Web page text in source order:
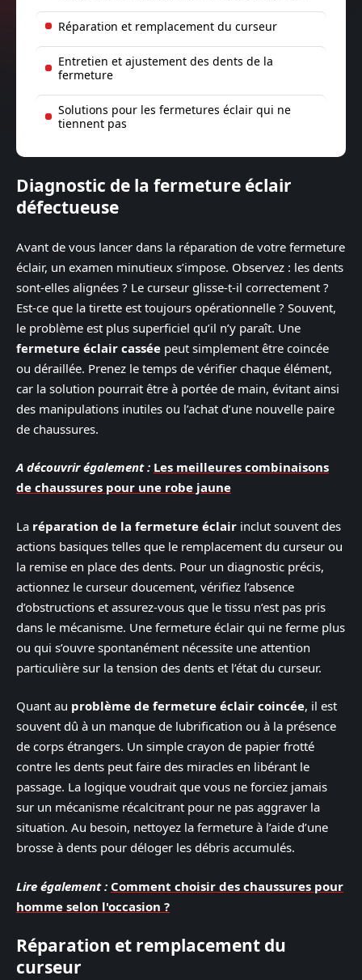
Réparation et remplacement du curseur
Entretien et ajustement des dents de la
fermeture
Solutions pour les fermetures éclair qui ne
tiennent pas
Diagnostic de la fermeture éclair
défectueuse
Avant de vous lancer dans la réparation de votre fermeture
éclair, un examen minutieux s’impose. Observez : les dents
sont-elles alignées ? Le curseur glisse-t-il correctement ?
Est-ce que la tirette est toujours opérationnelle ? Souvent,
le problème est plus superficiel qu’il n’y paraît. Une
fermeture éclair cassée peut simplement être coincée
ou déraillée. Prenez le temps de vérifier chaque élément,
car la solution pourrait être à portée de main, évitant ainsi
des manipulations inutiles ou l’achat d’une nouvelle paire
de chaussures.
A découvrir également : Les meilleures combinaisons
de chaussures pour une robe jaune
La réparation de la fermeture éclair inclut souvent des
actions basiques telles que le remplacement du curseur ou
la remise en place des dents. Pour un diagnostic précis,
actionnez le curseur doucement, vérifiez l’absence
d’obstructions et assurez-vous que le tissu n’est pas pris
dans le mécanisme. Une fermeture éclair qui ne ferme plus
ou qui s’ouvre spontanément nécessite une attention
particulière sur la tension des dents et l’état du curseur.
Quant au problème de fermeture éclair coincée, il est
souvent dû à un manque de lubrification ou à la présence
de corps étrangers. Un simple crayon de papier frotté
contre les dents peut faire des miracles en libérant le
passage. La logique voudrait que vous ne forciez jamais
sur un mécanisme récalcitrant pour ne pas aggraver la
situation. Au besoin, nettoyez la fermeture à l’aide d’une
brosse à dents pour déloger les débris accumulés.
Lire également : Comment choisir des chaussures pour
homme selon l'occasion ?
Réparation et remplacement du
curseur